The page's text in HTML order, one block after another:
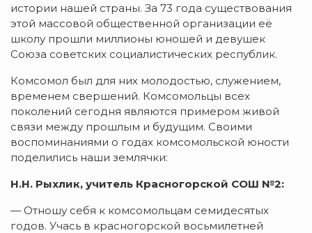
истории нашей страны. За 73 года существования
этой массовой общественной организации её
школу прошли миллионы юношей и девушек
Союза советских социалистических республик.
Комсомол был для них молодостью, служением,
временем свершений. Комсомольцы всех
поколений сегодня являются примером живой
связи между прошлым и будущим. Своими
воспоминаниями о годах комсомольской юности
поделились наши землячки:
Н.Н. Рыхлик, учитель Красногорской СОШ №2:
— Отношу себя к комсомольцам семидесятых
годов. Учась в красногорской восьмилетней